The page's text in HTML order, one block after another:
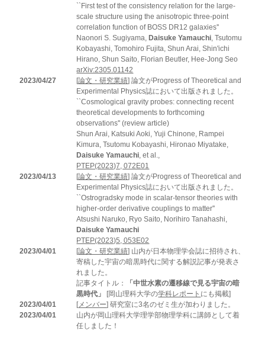
``First test of the consistency relation for the large-
scale structure using the anisotropic three-point
correlation function of BOSS DR12 galaxies''
Naonori S. Sugiyama,Daisuke Yamauchi, Tsutomu
Kobayashi, Tomohiro Fujita, Shun Arai, Shin'ichi
Hirano, Shun Saito, Florian Beutler, Hee-Jong Seo
arXiv:2305.01142
2023/04/27
[論文・研究業績] 論文がProgress of Theoretical and
Experimental Physics誌において出版されました。
``Cosmological gravity probes: connecting recent
theoretical developments to forthcoming
observations'' (review article)
Shun Arai, Katsuki Aoki, Yuji Chinone, Rampei
Kimura, Tsutomu Kobayashi, Hironao Miyatake,
Daisuke Yamauchi, et al.,
PTEP(2023)7, 072E01
2023/04/13
[論文・研究業績] 論文がProgress of Theoretical and
Experimental Physics誌において出版されました。
``Ostrogradsky mode in scalar-tensor theories with
higher-order derivative couplings to matter''
Atsushi Naruko, Ryo Saito, Norihiro Tanahashi,
Daisuke Yamauchi
PTEP(2023)5, 053E02
2023/04/01
[論文・研究業績] 山内が日本物理学会誌に招待され、
寄稿した宇宙の暗黒時代に関する解説記事が発表さ
れました。
記事タイトル：
「中世水素の遷移線で見る宇宙の暗
黒時代」
[岡山理科大学の学科レポート にも掲載]
2023/04/01
[メンバー] 研究室に3名のゼミ生が加わりました。
2023/04/01
山内が岡山理科大学理学部物理学科に講師として着
任しました！